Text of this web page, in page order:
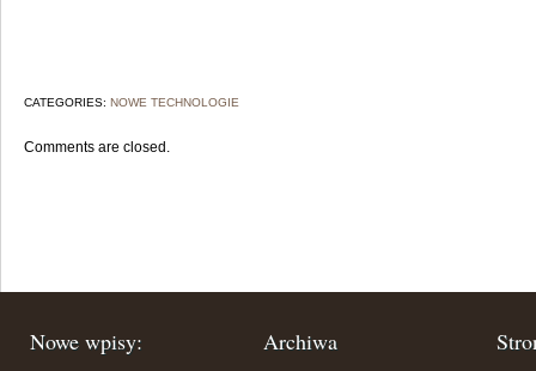
CATEGORIES: NOWE TECHNOLOGIE
Comments are closed.
Nowe wpisy: Archiwa